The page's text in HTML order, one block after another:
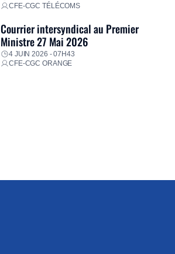
CFE-CGC TÉLÉCOMS
Courrier intersyndical au Premier
Ministre 27 Mai 2026
4 JUIN 2026 - 07H43
CFE-CGC ORANGE